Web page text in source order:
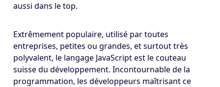
aussi dans le top.
Extrêmement populaire, utilisé par toutes
entreprises, petites ou grandes, et surtout très
polyvalent, le langage JavaScript est le couteau
suisse du développement. Incontournable de la
programmation, les développeurs maîtrisant ce